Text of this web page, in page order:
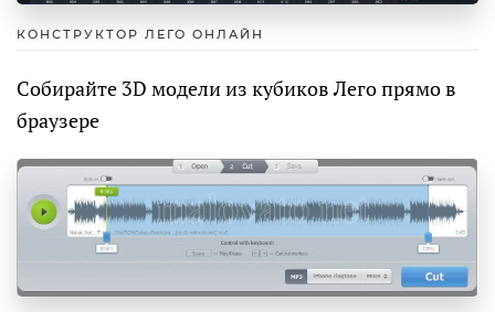
КОНСТРУКТОР ЛЕГО ОНЛАЙН
Собирайте 3D модели из кубиков Лего прямо в
браузере